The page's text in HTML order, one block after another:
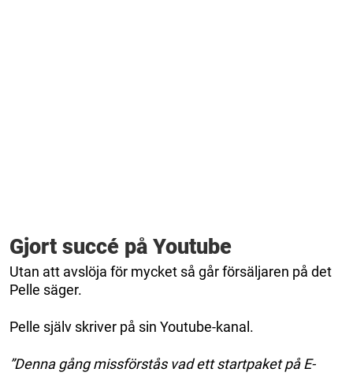
Gjort succé på Youtube
Utan att avslöja för mycket så går försäljaren på det
Pelle säger.
Pelle själv skriver på sin Youtube-kanal.
”Denna gång missförstås vad ett startpaket på E-